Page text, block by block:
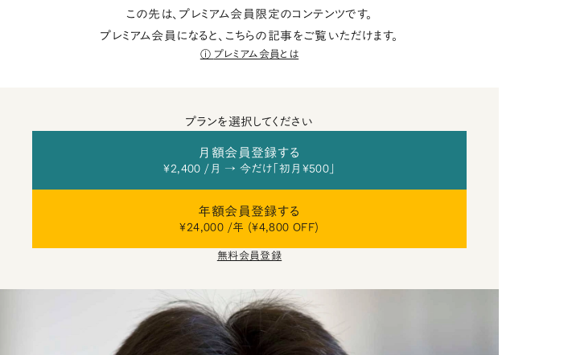
この先は、プレミアム会員限定のコンテンツです。
プレミアム会員になると、こちらの記事をご覧いただけます。
プレミアム会員とは
プランを選択してください
月額会員登録する
¥2,400 /月 → 今だけ「初月¥500」
年額会員登録する
¥24,000 /年 (¥4,800 OFF)
無料会員登録